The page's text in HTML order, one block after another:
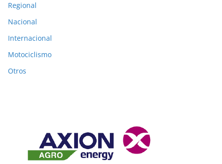
Regional
Nacional
Internacional
Motociclismo
Otros